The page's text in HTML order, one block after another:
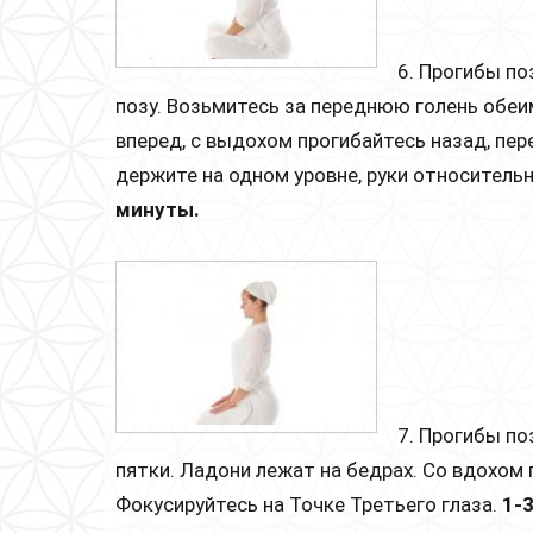
6. Прогибы
позу. Возьмитесь за переднюю голень
вперед, с выдохом прогибайтесь назад,
держите на одном уровне, руки
минуты.
7. Прогибы
пятки. Ладони лежат на бедрах. Со вдохом
Фокусируйтесь на Точке Третьего глаза. 1-